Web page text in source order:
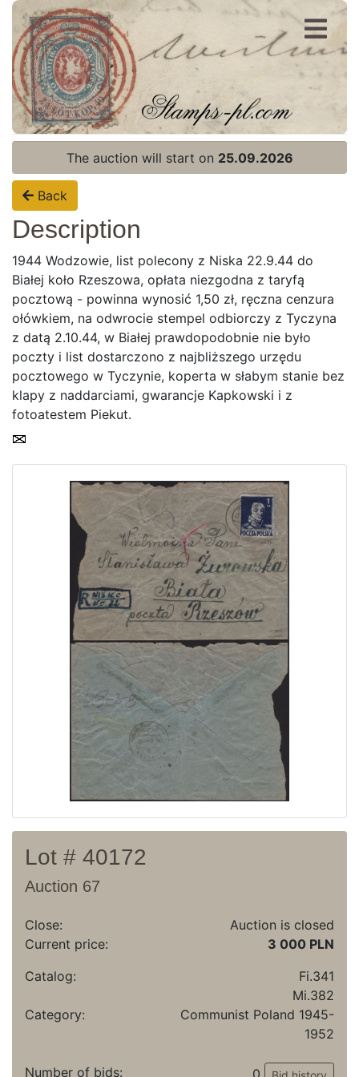
Register
Login
Recent result
Regulation
The auction will start on 25.09.2026
Back
Description
1944 Wodzowie, list polecony z Niska 22.9.44 do
Białej koło Rzeszowa, opłata niezgodna z taryfą
pocztową - powinna wynosić 1,50 zł, ręczna cenzura
ołówkiem, na odwrocie stempel odbiorczy z Tyczyna
z datą 2.10.44, w Białej prawdopodobnie nie było
poczty i list dostarczono z najbliższego urzędu
pocztowego w Tyczynie, koperta w słabym stanie bez
klapy z naddarciami, gwarancje Kapkowski i z
fotoatestem Piekut.
Lot # 40172
Auction 67
Close:
Auction is closed
Current price:
3 000 PLN
Catalog:
Fi.341
Mi.382
Category:
Communist Poland 1945-
1952
Number of bids: